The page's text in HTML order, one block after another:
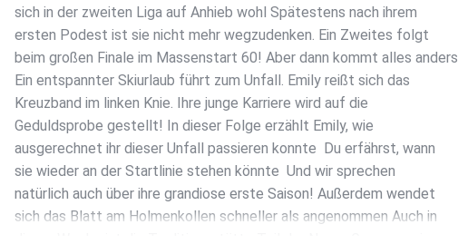
sich in der zweiten Liga auf Anhieb wohl Spätestens nach ihrem
ersten Podest ist sie nicht mehr wegzudenken. Ein Zweites folgt
beim großen Finale im Massenstart 60! Aber dann kommt alles anders
Ein entspannter Skiurlaub führt zum Unfall. Emily reißt sich das
Kreuzband im linken Knie. Ihre junge Karriere wird auf die
Geduldsprobe gestellt! In dieser Folge erzählt Emily, wie
ausgerechnet ihr dieser Unfall passieren konnte ️ Du erfährst, wann
sie wieder an der Startlinie stehen könnte ️ Und wir sprechen
natürlich auch über ihre grandiose erste Saison! Außerdem wendet
sich das Blatt am Holmenkollen schneller als angenommen Auch in